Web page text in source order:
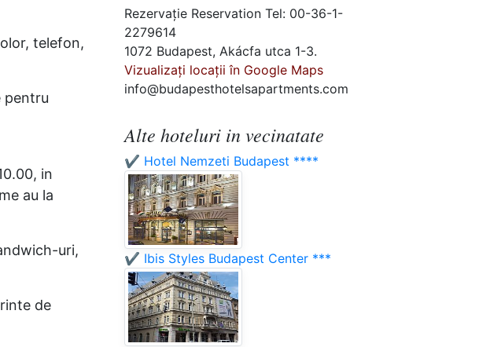
telefon,
pentru
in
au la
uri,
de
Rezervaţie Reservation Tel: 00-36-1-
2279614
1072 Budapest, Akácfa utca 1-3.
Vizualizați locații în Google Maps
info@budapesthotelsapartments.com
Alte hoteluri in vecinatate
✔️ Hotel Nemzeti Budapest ****
✔️ Ibis Styles Budapest Center ***